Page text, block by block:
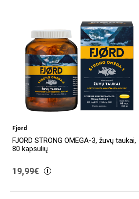
Bioderma
BIODERMA ATODERM HUILE DE DOUCHE,
dušo aliejus, 1 L
20,09€
11.11111111111111%